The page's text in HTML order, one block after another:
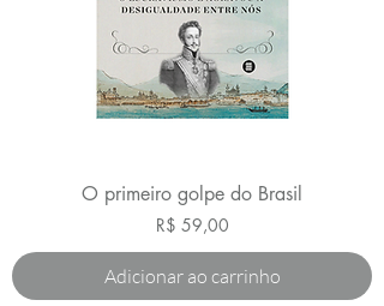
O primeiro golpe do Brasil
Preço
R$ 59,00
Adicionar ao carrinho